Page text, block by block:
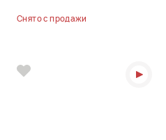
Снято с продажи